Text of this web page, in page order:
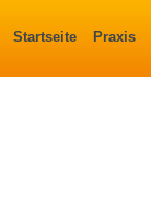
Startseite Praxis